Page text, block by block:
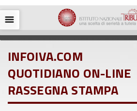
☰
INFOIVA.COM
QUOTIDIANO ON-LINE
RASSEGNA STAMPA